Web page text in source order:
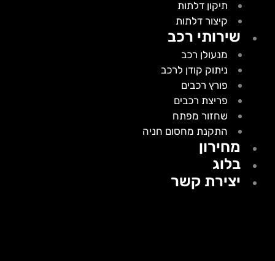
תיקון דלתות
קיצור דלתות
שירותי רכב
מנעולן רכב
ניתוק קודן לרכב
פורץ רכבים
פריצת רכבים
שחזור מפתח
התקנת מחסום חניה
מחירון
בלוג
יצירת קשר